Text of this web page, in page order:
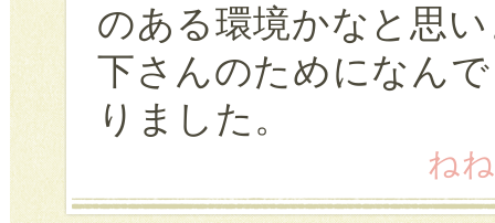
のある環境かなと思
下さんのためになん
りました。
ね